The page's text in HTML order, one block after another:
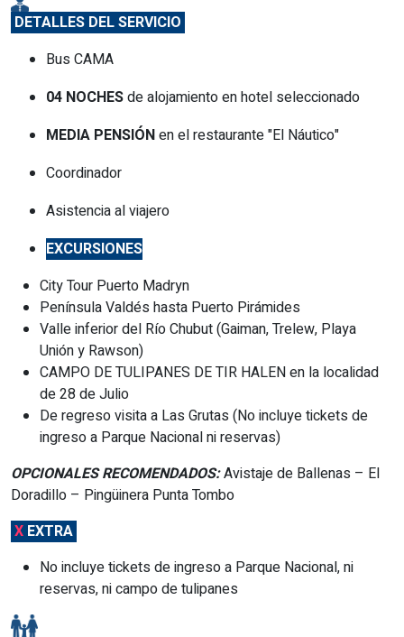
DETALLES DEL SERVICIO
Bus CAMA
04 NOCHESde alojamiento en hotel seleccionado
MEDIA PENSIÓNen el restaurante "El Náutico"
Coordinador
Asistencia al viajero
EXCURSIONES
City Tour Puerto Madryn
Península Valdés hasta Puerto Pirámides
Valle inferior del Río Chubut (Gaiman, Trelew, Playa
Unión y Rawson)
CAMPO DE TULIPANES DE TIR HALEN en la localidad
de 28 de Julio
De regreso visita a Las Grutas (No incluye tickets de
ingreso a Parque Nacional ni reservas)
OPCIONALES RECOMENDADOS:Avistaje de Ballenas – El
Doradillo – Pingüinera Punta Tombo
X EXTRA
No incluye tickets de ingreso a Parque Nacional, ni
reservas, ni campo de tulipanes